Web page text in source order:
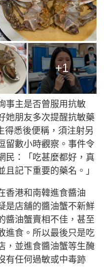
+1
事主是否曾服用抗敏
她朋友多次提醒抗敏藥
得悉後便稱，須注射另
留數小時觀察。事件令
民：「吃甚麼都好，真
記下重要的藥名。」
香港和南韓進食醬油
是店舖的醬油蟹不新鮮
醬油蟹賣相不佳，甚至
進食。所以最後只是吃
，並進食醬油蟹等生醃
有任何過敏或中毒跡